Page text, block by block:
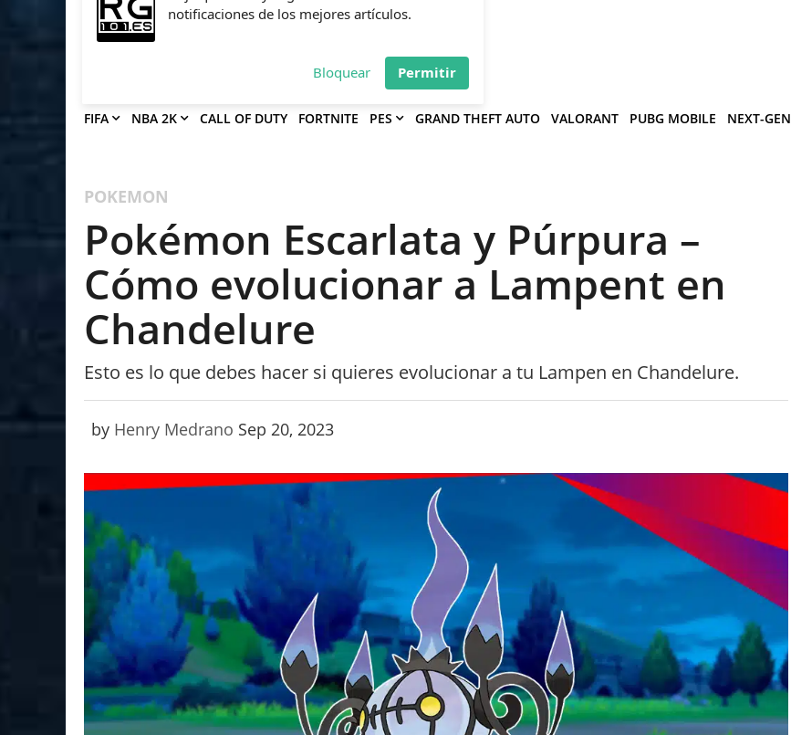
Deja que Gfinity Digital Network te envíe
FIFA NBA 2K CALL OF DUTY FORTNITE PES GRAND THEFT AUTO VALORANT PUBG MOBILE NEXT-GEN
POKEMON
Pokémon Escarlata y Púrpura –
Cómo evolucionar a Lampent en
Chandelure
Esto es lo que debes hacer si quieres evolucionar a tu Lampen en Chandelure.
by Henry Medrano Sep 20, 2023